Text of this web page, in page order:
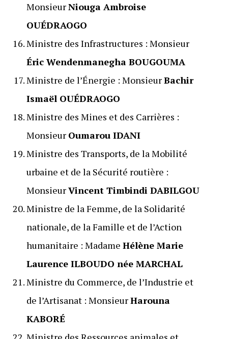
MonsieurNiouga Ambroise
OUÉDRAOGO
Ministre des Infrastructures : Monsieur
Éric Wendenmanegha BOUGOUMA
Ministre de l’Énergie : MonsieurBachir
Ismaël OUÉDRAOGO
Ministre des Mines et des Carrières :
Monsieur Oumarou IDANI
Ministre des Transports, de la Mobilité
urbaine et de la Sécurité routière :
MonsieurVincent Timbindi DABILGOU
Ministre de la Femme, de la Solidarité
nationale, de la Famille et de l’Action
humanitaire : Madame Hélène Marie
Laurence ILBOUDO née MARCHAL
Ministre du Commerce, de l’Industrie et
de l’Artisanat : MonsieurHarouna
KABORÉ